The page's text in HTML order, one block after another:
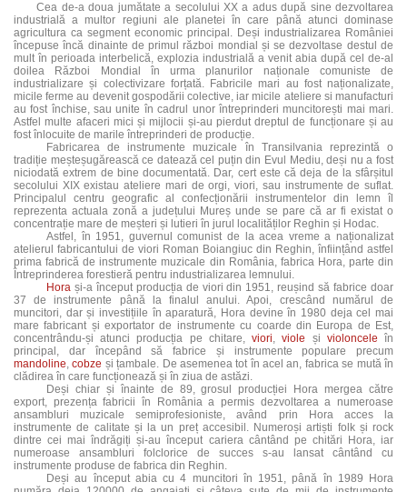
Cea de-a doua jumătate a secolului XX a adus după sine dezvoltarea
industrială a multor regiuni ale planetei în care până atunci dominase
agricultura ca segment economic principal. Deși industrializarea României
începuse încă dinainte de primul război mondial și se dezvoltase destul de
mult în perioada interbelică, explozia industrială a venit abia după cel de-al
doilea Război Mondial în urma planurilor naționale comuniste de
industrializare și colectivizare forțată. Fabricile mari au fost naționalizate,
micile ferme au devenit gospodării colective, iar micile ateliere si manufacturi
au fost închise, sau unite în cadrul unor întreprinderi muncitorești mai mari.
Astfel multe afaceri mici și mijlocii și-au pierdut dreptul de funcționare și au
fost înlocuite de marile întreprinderi de producție.
Fabricarea de instrumente muzicale în Transilvania reprezintă o
tradiție meșteșugărească ce datează cel puțin din Evul Mediu, deși nu a fost
niciodată extrem de bine documentată. Dar, cert este că deja de la sfârșitul
secolului XIX existau ateliere mari de orgi, viori, sau instrumente de suflat.
Principalul centru geografic al confecționării instrumentelor din lemn îl
reprezenta actuala zonă a județului Mureș unde se pare că ar fi existat o
concentrație mare de meșteri și lutieri în jurul localităților Reghin și Hodac.
Astfel, în 1951, guvernul comunist de la acea vreme a naționalizat
atelierul fabricantului de viori Roman Boiangiuc din Reghin, înființând astfel
prima fabrică de instrumente muzicale din România, fabrica Hora, parte din
Întreprinderea forestieră pentru industrializarea lemnului.
Hora și-a început producția de viori din 1951, reușind să fabrice doar
37 de instrumente până la finalul anului. Apoi, crescând numărul de
muncitori, dar și investițiile în aparatură, Hora devine în 1980 deja cel mai
mare fabricant și exportator de instrumente cu coarde din Europa de Est,
concentrându-și atunci producția pe chitare,viori,viole și violoncele în
principal, dar începând să fabrice și instrumente populare precum
mandoline,cobze și țambale. De asemenea tot în acel an, fabrica se mută în
clădirea în care funcționează și în ziua de astăzi.
Deși chiar și înainte de 89, grosul producției Hora mergea către
export, prezența fabricii în România a permis dezvoltarea a numeroase
ansambluri muzicale semiprofesioniste, având prin Hora acces la
instrumente de calitate și la un preț accesibil. Numeroși artiști folk și rock
dintre cei mai îndrăgiți și-au început cariera cântând pe chitări Hora, iar
numeroase ansambluri folclorice de succes s-au lansat cântând cu
instrumente produse de fabrica din Reghin.
Deși au început abia cu 4 muncitori în 1951, până în 1989 Hora